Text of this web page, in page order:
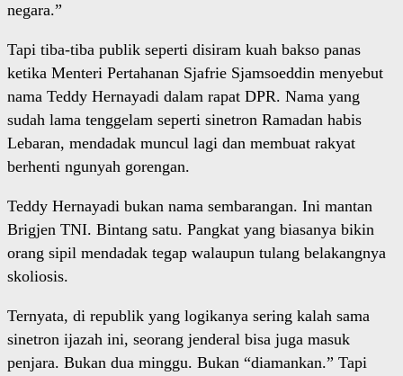
negara.”
Tapi tiba-tiba publik seperti disiram kuah bakso panas
ketika Menteri Pertahanan Sjafrie Sjamsoeddin menyebut
nama Teddy Hernayadi dalam rapat DPR. Nama yang
sudah lama tenggelam seperti sinetron Ramadan habis
Lebaran, mendadak muncul lagi dan membuat rakyat
berhenti ngunyah gorengan.
Teddy Hernayadi bukan nama sembarangan. Ini mantan
Brigjen TNI. Bintang satu. Pangkat yang biasanya bikin
orang sipil mendadak tegap walaupun tulang belakangnya
skoliosis.
Ternyata, di republik yang logikanya sering kalah sama
sinetron ijazah ini, seorang jenderal bisa juga masuk
penjara. Bukan dua minggu. Bukan “diamankan.” Tapi